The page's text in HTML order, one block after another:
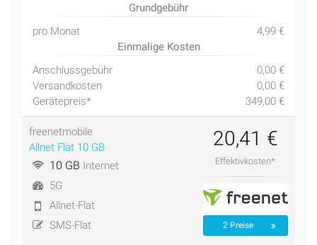
Grundgebühr
pro Monat
4,99 €
Einmalige Kosten
Anschlussgebühr
0,00 €
Versandkosten
0,00 €
Gerätepreis*
349,00 €
freenetmobile
Allnet Flat 10 GB
10 GB Internet
5G
Allnet-Flat
SMS-Flat
20,41 €
Effektivkosten*
2 Preise